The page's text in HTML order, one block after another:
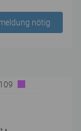
nötig